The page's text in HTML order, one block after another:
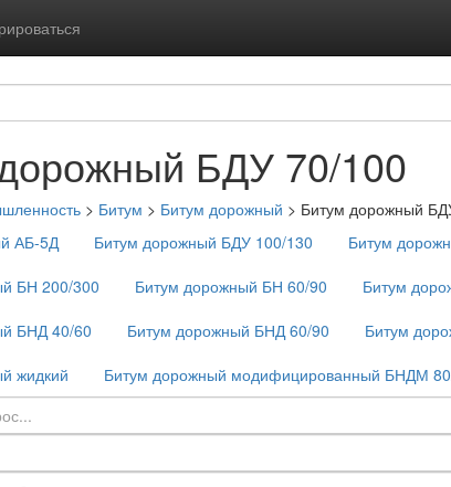
БДУ 70/100
> Битум > Битум дорожный > Битум дорожный
АБ-5Д
Битум дорожный БДУ 100/130 Битум
БН 200/300
Битум дорожный БН 60/90 Битум
БНД 40/60
Битум дорожный БНД 60/90 Битум
жидкий
Битум дорожный модифицированный БНДМ